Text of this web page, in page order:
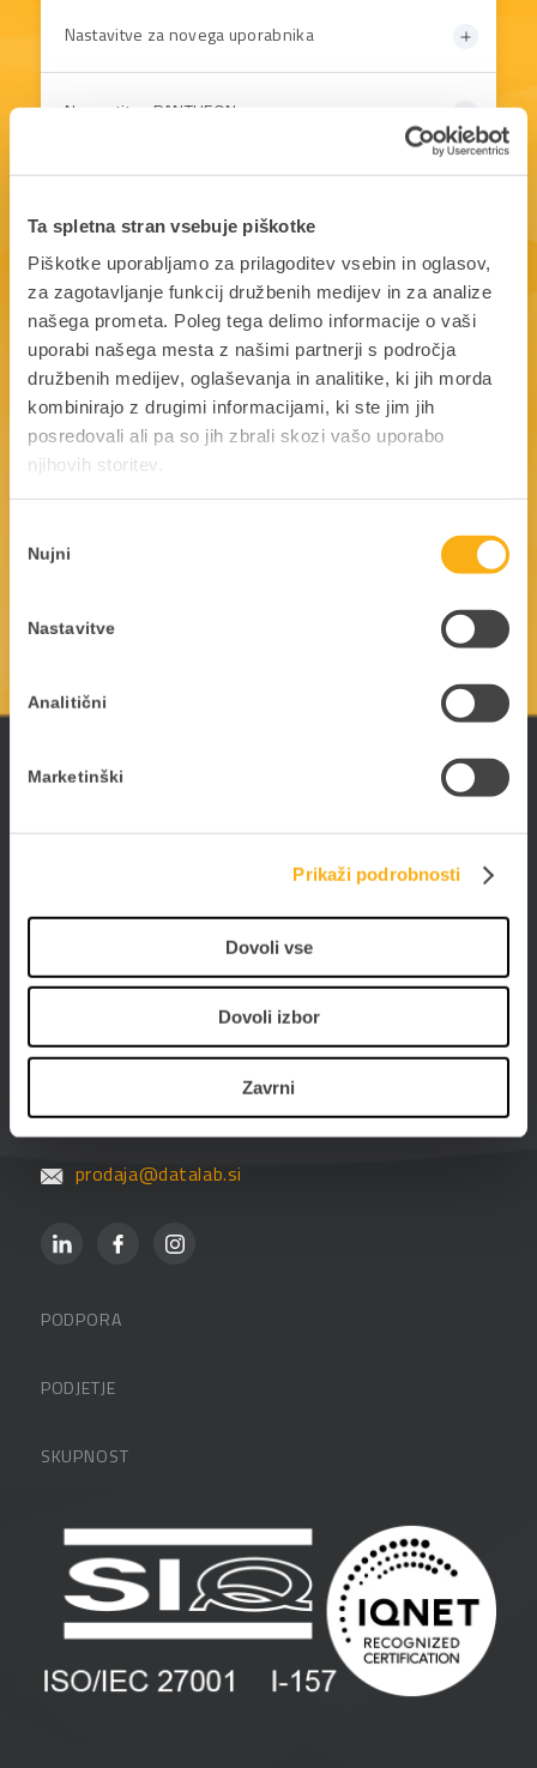
Ta spletna stran vsebuje piškotke
Piškotke uporabljamo za prilagoditev vsebin in oglasov,
za zagotavljanje funkcij družbenih medijev in za analize
našega prometa. Poleg tega delimo informacije o vaši
uporabi našega mesta z našimi partnerji s področja
družbenih medijev, oglaševanja in analitike, ki jih morda
kombinirajo z drugimi informacijami, ki ste jim jih
posredovali ali pa so jih zbrali skozi vašo uporabo
njihovih storitev.
soglasja
Nujni
Nastavitve
Analitični
Marketinški
Prikaži podrobnosti
Dovoli vse
Dovoli izbor
Zavrni
STRANI
Nastavitve za novega uporabnika
Namestitev PANTHEON-a
Ste pripravljeni, da skupaj začnemo
zgodbo o uspehu?
V kolikor niste našli odgovorov na svoja vprašanja, se
obrnite na Datalabov podporni center.
PANTHEON uporabniki pa lahko pobrskate tudi po
uporabniških straneh, ki so prava zakladnica znanja.
01 252 89 11
poslujte elektronsko. Digitalizirajte poslovanje s
PANTHEON-om in storitvami ePoslovanja.
Hajdrihova ulica 28c
01 25 28 900
prodaja@datalab.si
PODPORA
FAQ – pogosta vprašanja
PODJETJE
Zaposlitev
Vlagatelji
Pogoji in pogodbe
SKUPNOST
Blog
Spletni seminarji